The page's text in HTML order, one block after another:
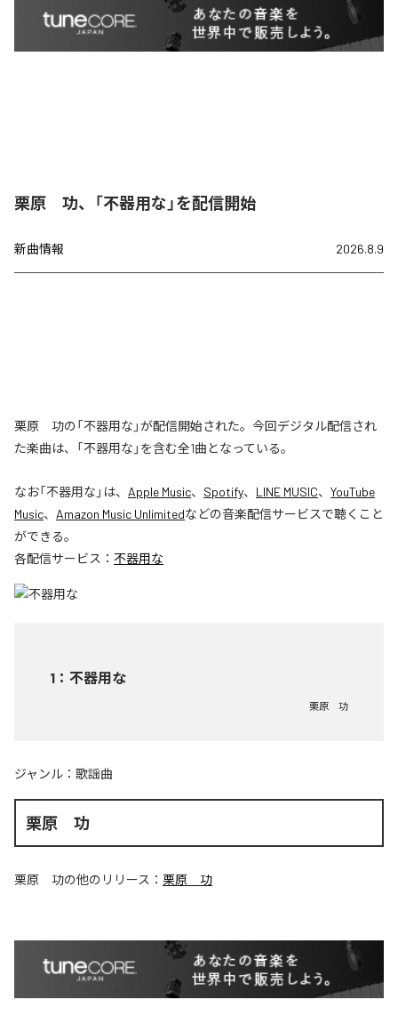
栗原 功、「不器用な」を配信開始
新曲情報 2026.8.9
栗原 功の「不器用な」が配信開始された。今回デジタル配信され
た楽曲は、「不器用な」を含む全1曲となっている。
なお「不器用な 」は、 Apple Music、 Spotify、 LINE MUSIC、 YouTube
Music、 Amazon Music Unlimitedなどの音楽配信サービスで聴くこと
ができる。
各配信サービス： 不器用な
1 ： 不器用な
栗原 功
ジャンル： 歌謡曲
栗原 功
栗原 功の他のリリース： 栗原 功